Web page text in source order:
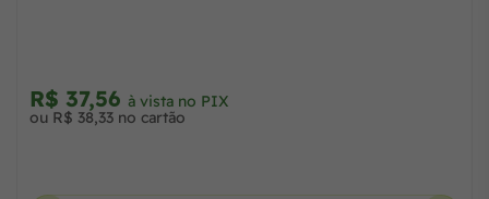
R$ 69,58à vista no PIX
ou 2x de R$ 35,50 no cartão